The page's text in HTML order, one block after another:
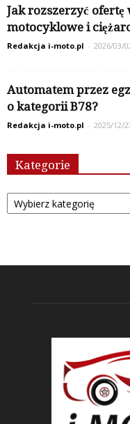
Jak rozszerzyć
motocyklowe i
Redakcja i-moto.pl - 2026/03/
Automatem przez
o kategorii B78?
Redakcja i-moto.pl - 2025/12/
Kategorie
Kategorie